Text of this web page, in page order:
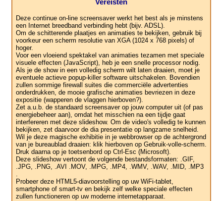
Vereisten
Deze continue on-line screensaver werkt het best als je minstens
een Internet breedband verbinding hebt (bijv. ADSL).
Om de schitterende plaatjes en animaties te bekijken, gebruik bij
voorkeur een scherm resolutie van XGA (1024 x 768 pixels) of
hoger.
Voor een vloeiend spektakel van animaties tezamen met speciale
visuele effecten (JavaScript), heb je een snelle processor nodig.
Als je de show in een volledig scherm wilt laten draaien, moet je
eventuele actieve popup-killer software uitschakelen. Bovendien
zullen sommige firewall suites die commerciële advertenties
onderdrukken, de mooie grafische animaties bevriezen in deze
expositie (wapperen de vlaggen hierboven?).
Zet a.u.b. de standaard screensaver op jouw computer uit (of pas
energiebeheer aan), omdat het misschien na een tijdje gaat
interfereren met deze slideshow. Om de video's volledig te kunnen
bekijken, zet daarvoor de dia presentatie op langzame snelheid.
Wil je deze magische exhibitie in je webbrowser op de achtergrond
van je bureaublad draaien: klik hierboven op Gebruik-volle-scherm.
Druk daarna op je toetsenbord op Ctrl-Esc (Microsoft).
Deze slideshow vertoont de volgende bestandsformaten: .GIF,
.JPG, .PNG, .AVI .MOV, .MPG, .MP4, .WMV, .WAV, .MID, .MP3
.
Probeer deze HTML5-diavoorstelling op uw WiFi-tablet,
smartphone of smart-tv en bekijk zelf welke speciale effecten
zullen functioneren op uw moderne internetapparaat.